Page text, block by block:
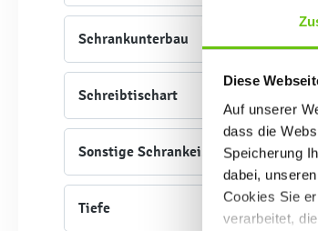
Diese
Auf unserer
dass die
Speicherung
dabei,
Cookies Sie
verarbeitet,
Schrankunterbau
Schreibtischart
Sonstige Schrankeigenschaften
Tiefe